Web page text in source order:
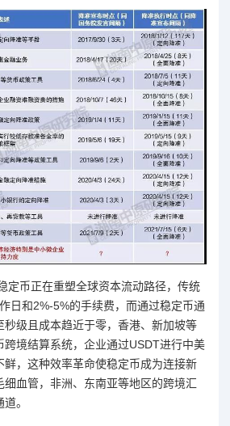
定币正在重塑全球资本流动路径，传统
日和2%-5%的手续费，而通过稳定币通
秒级且成本趋近于零，香港、新加坡等
跨境结算系统，企业通过USDT进行中美
鲜，这种效率革命使稳定币成为连接新
血管，非洲、东南亚等地区的跨境汇
。